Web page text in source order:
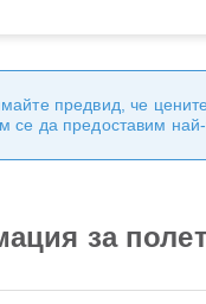
предвид, че
се да предоставим
за